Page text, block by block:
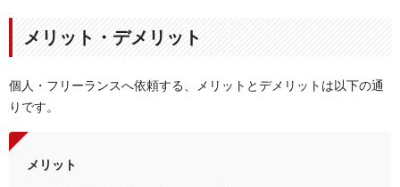
メリット・デメリット
個人・フリーランスへ依頼する、メリットとデメリットは以下の通
りです。
メリット